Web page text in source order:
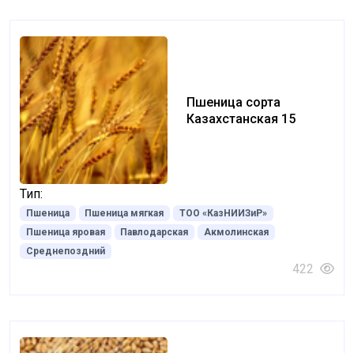
Пшеница сорта
Казахстанская 15
Тип:
Пшеница Пшеница мягкая
ТОО «КазНИИЗиР»
Пшеница яровая
Павлодарская
Акмолинская
Среднепоздний
422